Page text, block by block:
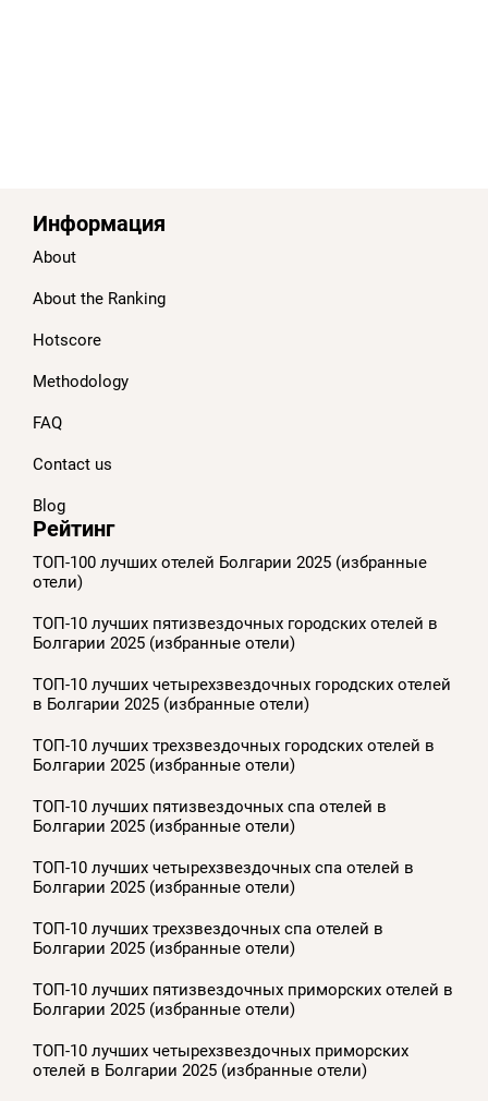
Информация
About
About the Ranking
Hotscore
Methodology
FAQ
Contact us
Blog
Рейтинг
ТОП-100 лучших отелей Болгарии 2025 (избранные
отели)
ТОП-10 лучших пятизвездочных городских отелей в
Болгарии 2025 (избранные отели)
ТОП-10 лучших четырехзвездочных городских отелей
в Болгарии 2025 (избранные отели)
ТОП-10 лучших трехзвездочных городских отелей в
Болгарии 2025 (избранные отели)
ТОП-10 лучших пятизвездочных спа отелей в
Болгарии 2025 (избранные отели)
ТОП-10 лучших четырехзвездочных спа отелей в
Болгарии 2025 (избранные отели)
ТОП-10 лучших трехзвездочных спа отелей в
Болгарии 2025 (избранные отели)
ТОП-10 лучших пятизвездочных приморских отелей в
Болгарии 2025 (избранные отели)
ТОП-10 лучших четырехзвездочных приморских
отелей в Болгарии 2025 (избранные отели)